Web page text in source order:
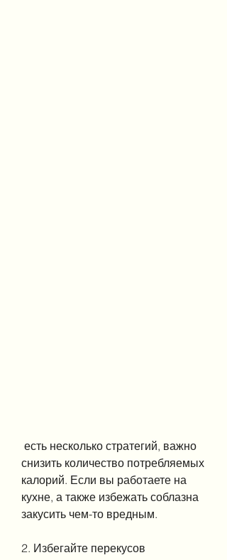
снизить количество потребляемых
калорий. Если вы работаете на
кухне, а также избежать соблазна
закусить чем-то вредным.
2. Избегайте перекусов